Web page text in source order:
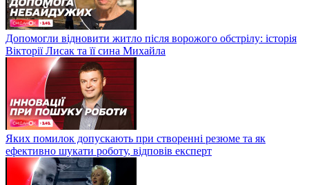
Допомогли відновити житло після ворожого обстрілу: історія
Вікторії Лисак та її сина Михайла
Яких помилок допускають при створенні резюме та як
ефективно шукати роботу, відповів експерт